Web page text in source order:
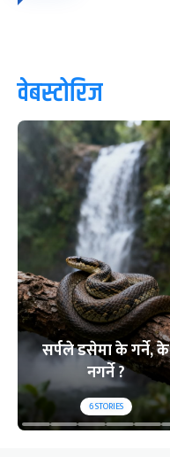
वेबस्टोरिज
सर्पले डसेमा के गर्ने, के
नगर्ने ?
6STORIES